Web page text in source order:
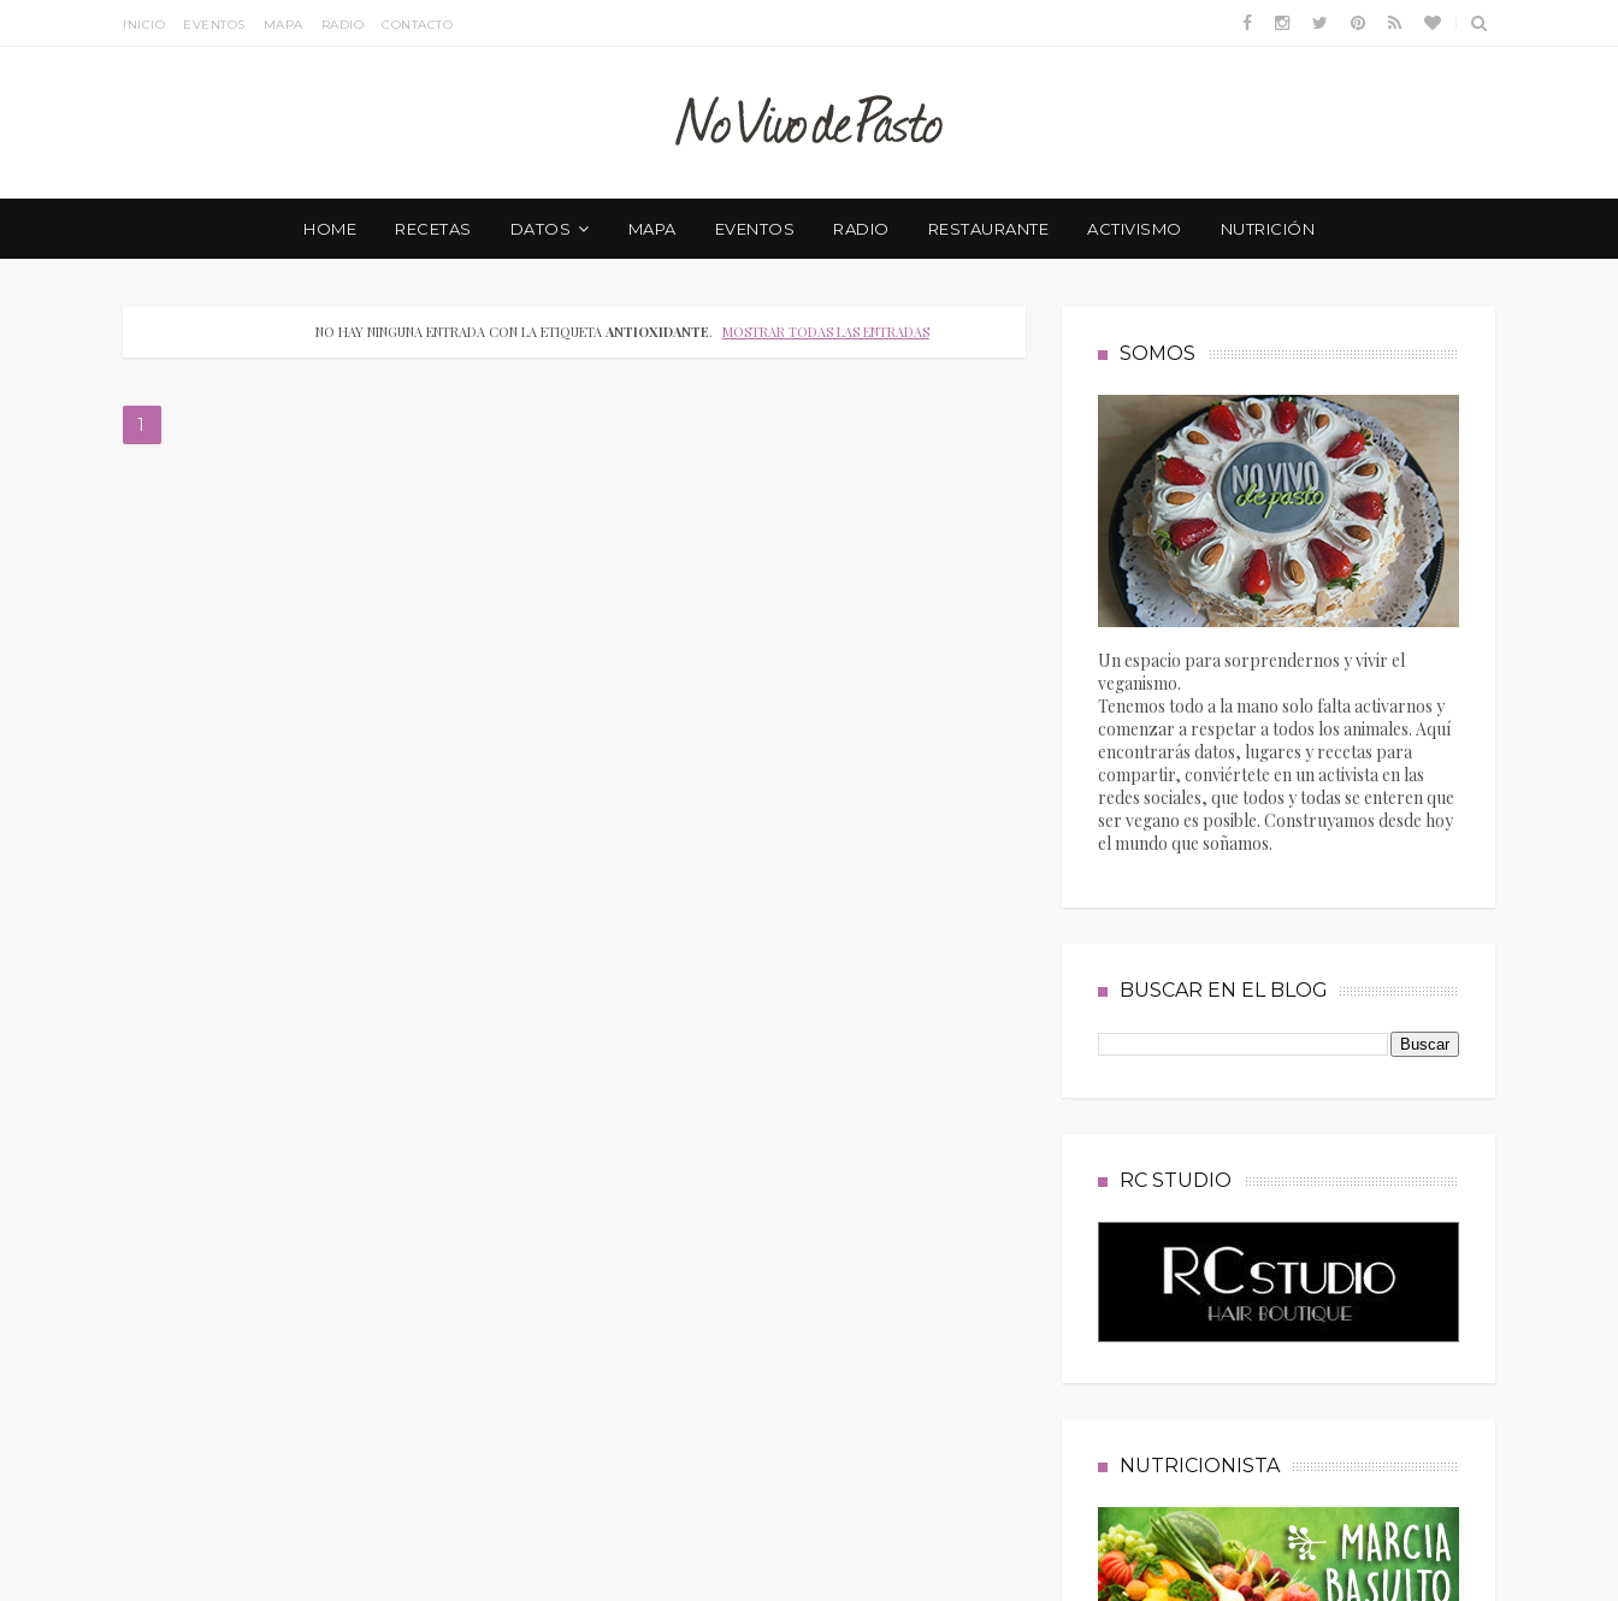
INICIO EVENTOS MAPA RADIO CONTACTO
HOME RECETAS DATOS MAPA EVENTOS RADIO RESTAURANTE ACTIVISMO NUTRICIÓN
NO HAY NINGUNA ENTRADA CON LA ETIQUETAANTIOXIDANTE. MOSTRAR TODAS LAS ENTRADAS
1
SOMOS
Un espacio para sorprendernos y vivir el
veganismo.
Tenemos todo a la mano solo falta activarnos y
comenzar a respetar a todos los animales. Aquí
encontrarás datos, lugares y recetas para
compartir, conviértete en un activista en las
redes sociales, que todos y todas se enteren que
ser vegano es posible. Construyamos desde hoy
el mundo que soñamos.
BUSCAR EN EL BLOG
RC STUDIO
NUTRICIONISTA